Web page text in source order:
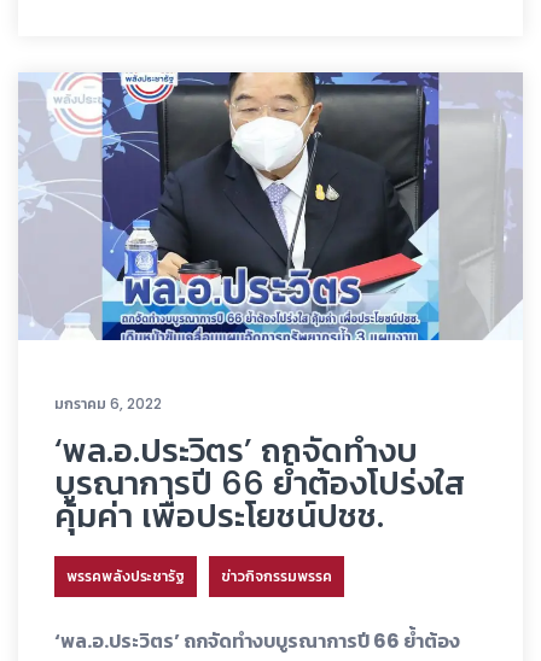
มกราคม 6, 2022
‘พล.อ.ประวิตร’ ถกจัดทำงบ
บูรณาการปี 66 ย้ำต้องโปร่งใส
คุ้มค่า เพื่อประโยชน์ปชช.
พรรคพลังประชารัฐ ข่าวกิจกรรมพรรค
‘พล.อ.ประวิตร’ ถกจัดทำงบบูรณาการปี 66 ย้ำต้อง